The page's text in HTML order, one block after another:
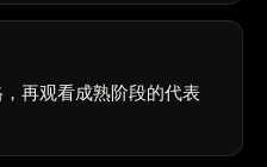
再观看成熟阶段的代表